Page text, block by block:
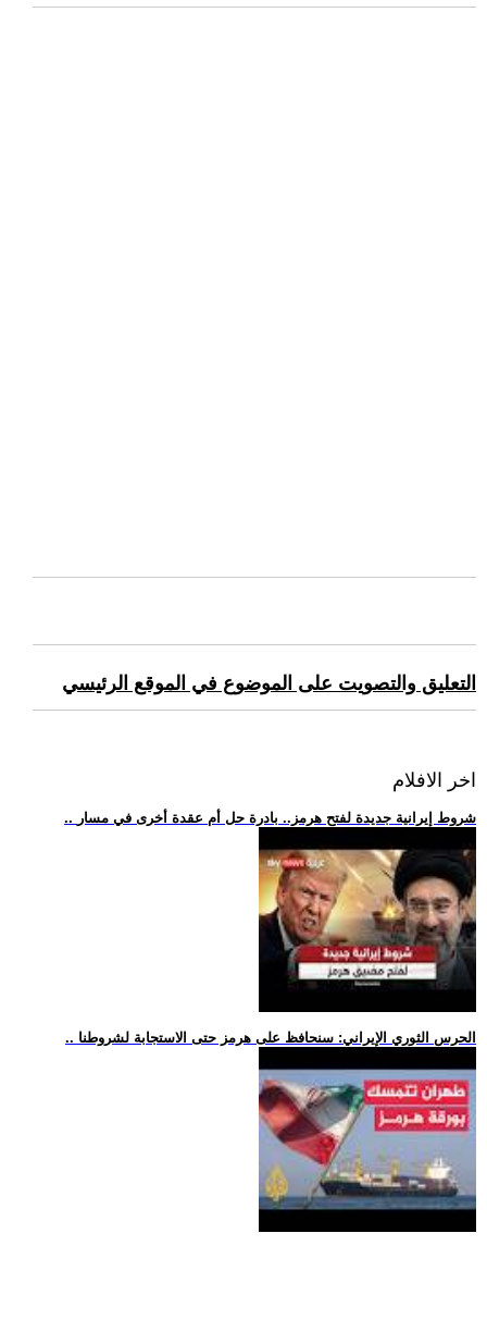
التعليق والتصويت على الموضوع في الموقع الرئيسي
اخر الافلام
.. شروط إيرانية جديدة لفتح هرمز.. بادرة حل أم عقدة أخرى في مسار
.. الحرس الثوري الإيراني: سنحافظ على هرمز حتى الاستجابة لشروطنا